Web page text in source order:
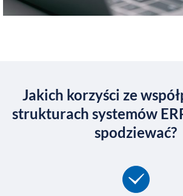
Jakich korzyści ze
strukturach systemów
spodziewać?